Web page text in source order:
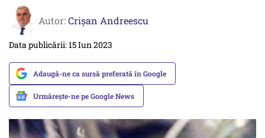
Autor:Crişan Andreescu
Data publicării: 15 Iun 2023
Adaugă-ne ca sursă preferată în Google
Urmărește-ne pe Google News